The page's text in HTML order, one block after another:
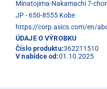
Minatojima-Nakamachi 7-
JP - 650-8555 Kobe
https://corp.asics.com/en/
ÚDAJE O VÝROBKU
Číslo produktu:362211510
V nabídce od:01.10.2025